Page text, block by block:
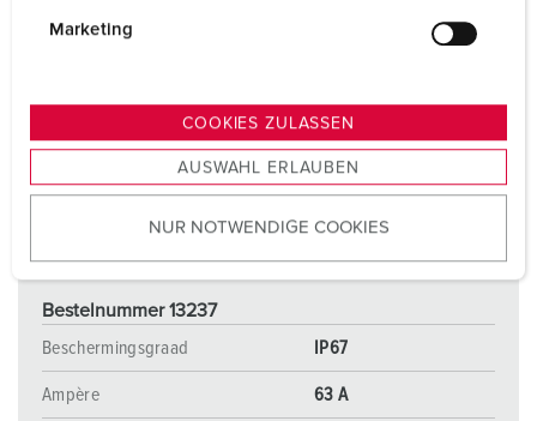
s
u
w
Marketing
COOKIES ZULASSEN
AUSWAHL ERLAUBEN
NUR NOTWENDIGE COOKIES
Bestelnummer 13237
Beschermingsgraad
IP67
Ampère 63 A